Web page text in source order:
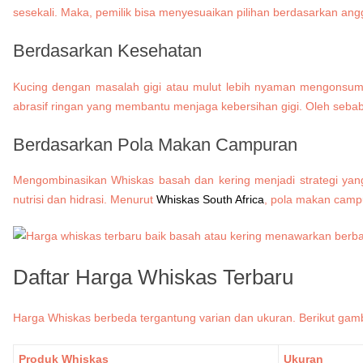
sesekali. Maka, pemilik bisa menyesuaikan pilihan berdasarkan
Berdasarkan Kesehatan
Kucing dengan masalah gigi atau mulut lebih nyaman
abrasif ringan yang membantu menjaga kebersihan gigi. Oleh
Berdasarkan Pola Makan Campuran
Mengombinasikan Whiskas basah dan kering menjadi strategi
nutrisi dan hidrasi. Menurut Whiskas South Africa , pola makan
Daftar Harga Whiskas Terbaru
Harga Whiskas berbeda tergantung varian dan ukuran. Berikut
Produk Whiskas Ukuran